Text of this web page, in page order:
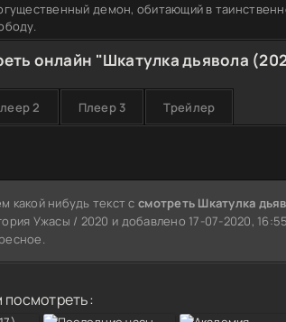
демон, обитающий в
онлайн "Шкатулка дьявола
2 Плеер 3 Трейлер
какой нибудь текст ссмотреть Шкатулка
Ужасы / 2020 и добавлено 17-07-2020,